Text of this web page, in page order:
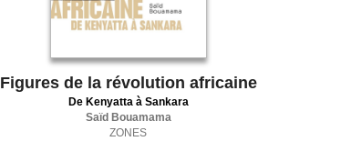
Figures de la révolution africaine
De Kenyatta à Sankara
Saïd Bouamama
ZONES